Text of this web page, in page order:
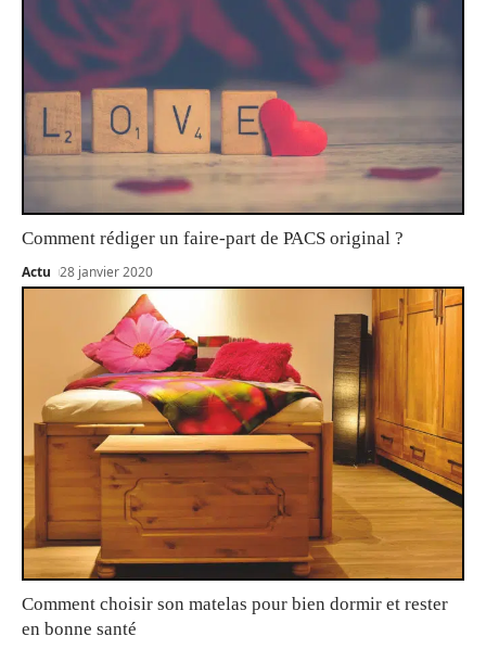
Comment rédiger un faire-part de PACS original ?
Actu 28 janvier 2020
Comment choisir son matelas pour bien dormir et rester
en bonne santé